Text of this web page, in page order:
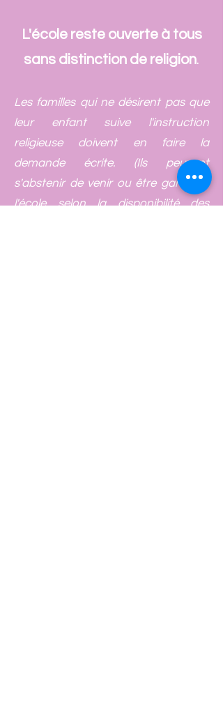
L'école reste ouverte à tous
sans distinction de religion.
Les familles qui ne désirent pas que
leur enfant suive l'instruction
religieuse doivent en faire la
demande écrite. (Ils peuvent
s'abstenir de venir ou être gardés à
l'école selon la disponibilité des